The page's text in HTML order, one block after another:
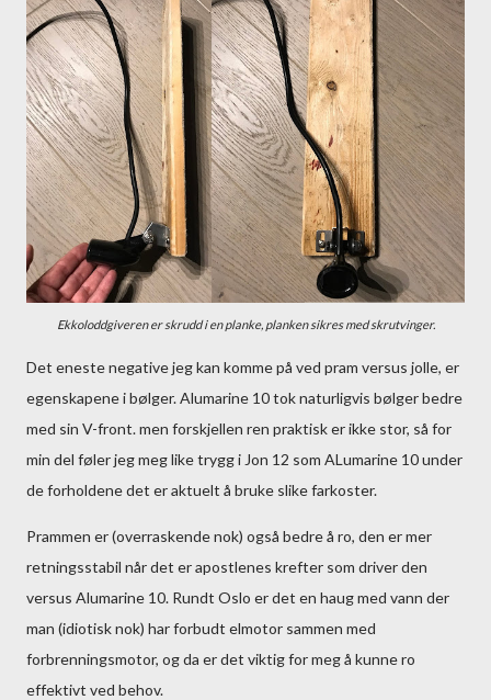
Ekkoloddgiveren er skrudd i en planke, planken sikres med skrutvinger.
Det eneste negative jeg kan komme på ved pram versus jolle, er
egenskapene i bølger. Alumarine 10 tok naturligvis bølger bedre
med sin V-front. men forskjellen ren praktisk er ikke stor, så for
min del føler jeg meg like trygg i Jon 12 som ALumarine 10 under
de forholdene det er aktuelt å bruke slike farkoster.
Prammen er (overraskende nok) også bedre å ro, den er mer
retningsstabil når det er apostlenes krefter som driver den
versus Alumarine 10. Rundt Oslo er det en haug med vann der
man (idiotisk nok) har forbudt elmotor sammen med
forbrenningsmotor, og da er det viktig for meg å kunne ro
effektivt ved behov.